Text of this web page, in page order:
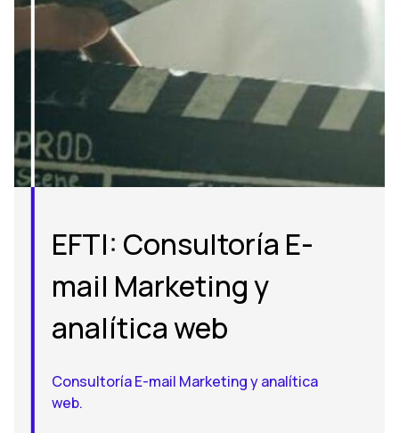
EFTI: Consultoría E-
mail Marketing y
analítica web
Consultoría E-mail Marketing y analítica
web.